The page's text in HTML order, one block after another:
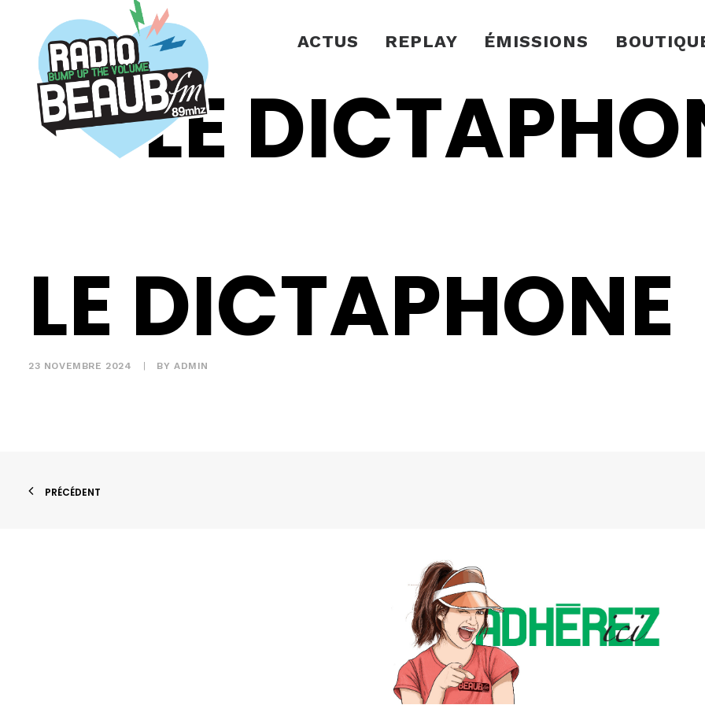
Panneau de gestion des cookies
ACTUS REPLAY ÉMISSIONS
LE
LE DICTAPHONE
23 NOVEMBRE 2024 BYADMIN
PRÉCÉDENT